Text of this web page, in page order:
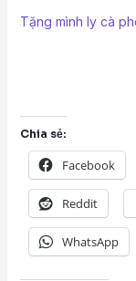
Tặng mình ly cà
Chia sẻ:
Facebook
Reddit
WhatsApp